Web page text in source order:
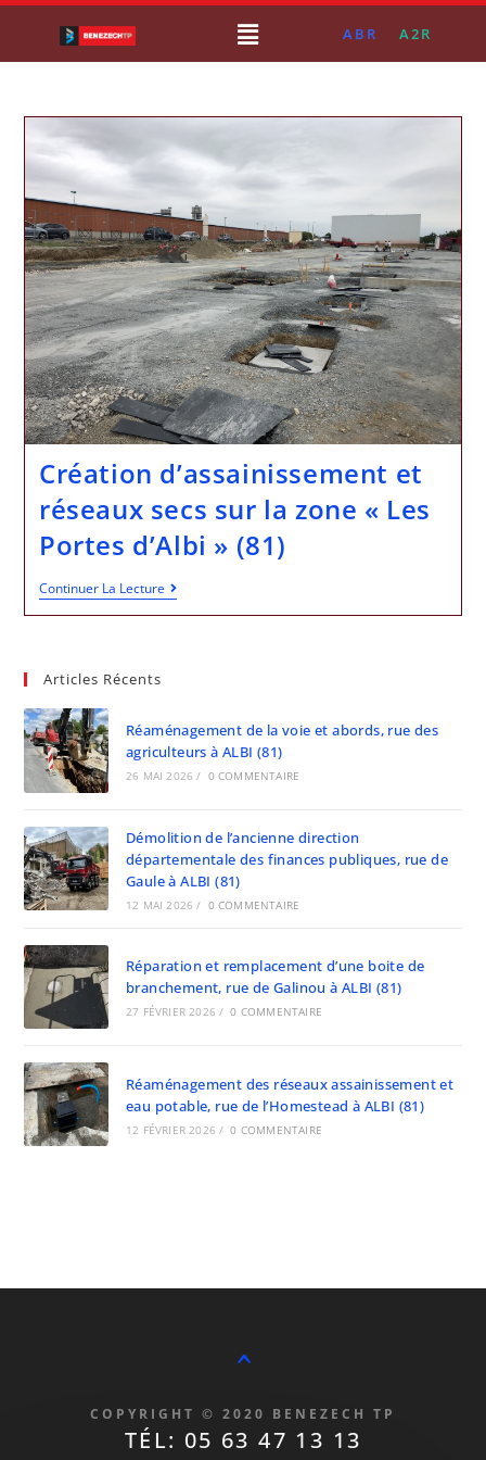
ABR A2R
Création d’assainissement et
réseaux secs sur la zone « Les
Portes d’Albi » (81)
Continuer La Lecture
Articles Récents
Réaménagement de la voie et abords, rue des
agriculteurs à ALBI (81)
26 MAI 2026 / 0 COMMENTAIRE
Démolition de l’ancienne direction
départementale des finances publiques, rue de
Gaule à ALBI (81)
12 MAI 2026 / 0 COMMENTAIRE
Réparation et remplacement d’une boite de
branchement, rue de Galinou à ALBI (81)
27 FÉVRIER 2026 / 0 COMMENTAIRE
Réaménagement des réseaux assainissement et
eau potable, rue de l’Homestead à ALBI (81)
12 FÉVRIER 2026 / 0 COMMENTAIRE
^
COPYRIGHT © 2020 BENEZECH TP
TÉL: 05 63 47 13 13